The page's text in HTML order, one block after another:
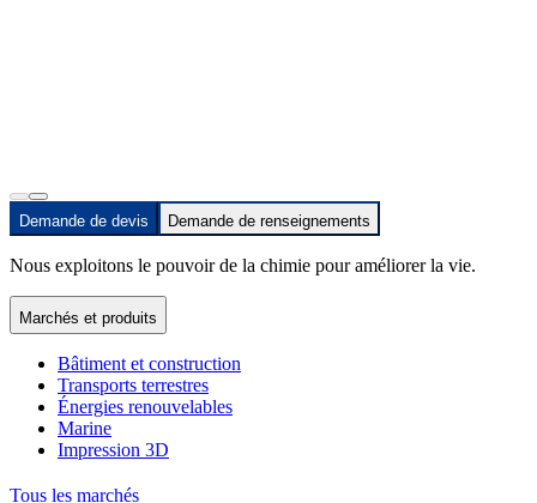
Demande de devis Demande de renseignements
Nous exploitons le pouvoir de la chimie pour améliorer la vie.
Marchés et produits
Bâtiment et construction
Transports terrestres
Énergies renouvelables
Marine
Impression 3D
Tous les marchés